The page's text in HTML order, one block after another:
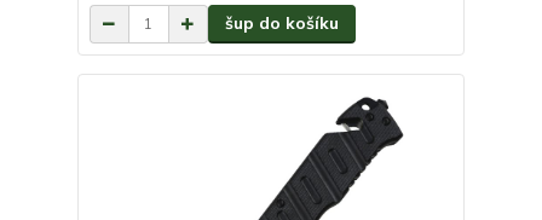
šup do košíku